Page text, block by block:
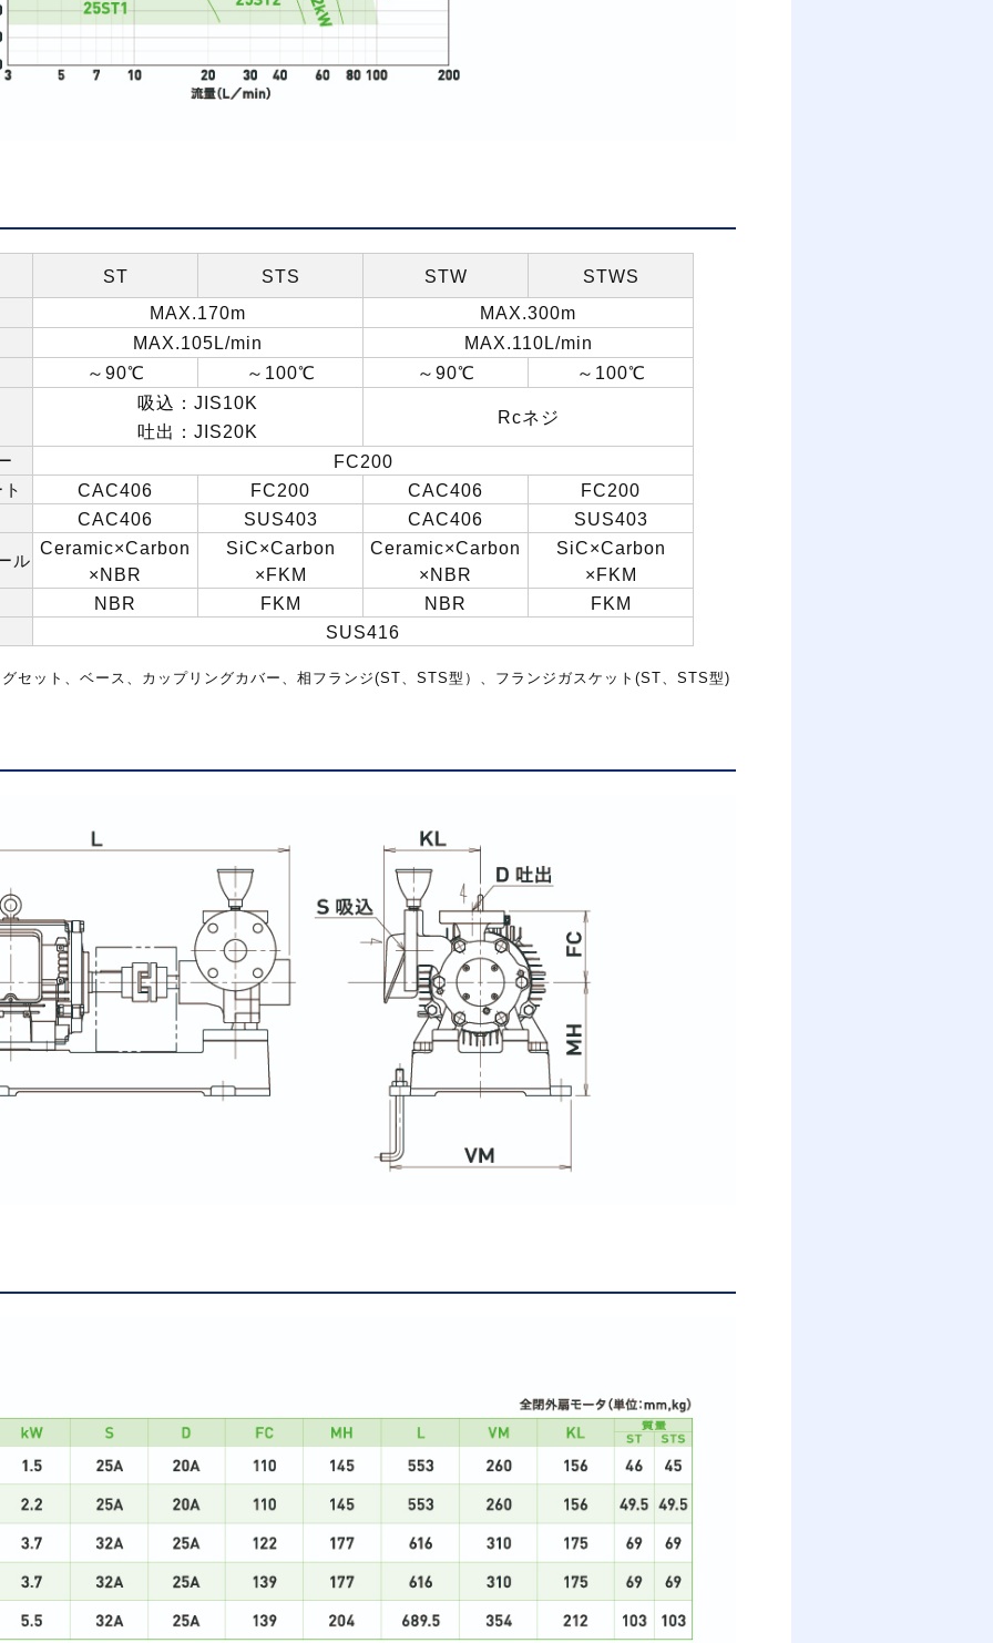
ST STS STW
STWS
MAX.170m
MAX.300m
MAX.105L/min
MAX.110L/min
～ 90℃ ～ 100℃ ～ 90℃ ～ 100℃
吸込： JIS10K
Rcネジ
吐出： JIS20K
FC200
CAC406 FC200 CAC406
FC200
CAC406
SUS403 CAC406 SUS403
ル
Ceramic×Carbon
×NBR
SiC×Carbon
×FKM
Ceramic×Carbon
×NBR
SiC×Carbon
×FKM
NBR
FKM NBR
FKM
SUS416
セット、ベース、カップリングカバー、相フランジ(ST、 STS型）、フランジガスケット (ST、 STS型)